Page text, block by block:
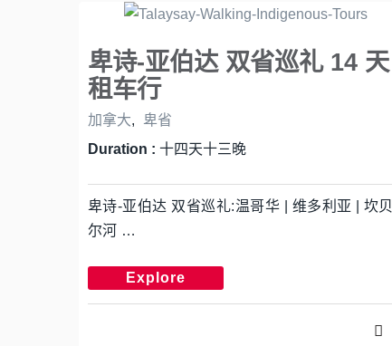
卑诗-亚伯达 双省巡礼 14 天
租车行
加拿大,
卑省
Duration : 十四天十三晚
卑诗-亚伯达 双省巡礼:温哥华 | 维多利亚 | 坎贝
尔河 …
Explore